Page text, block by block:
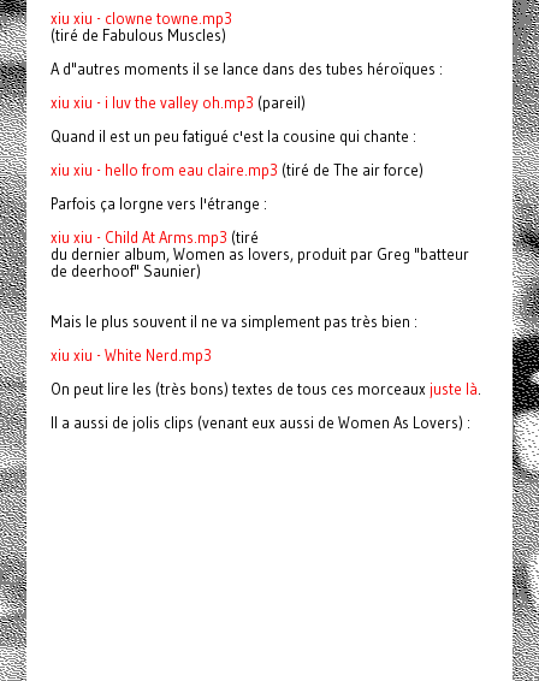
xiu xiu - clowne towne.mp3
(tiré de Fabulous Muscles)
A d"autres moments il se lance dans des tubes héroïques :
xiu xiu - i luv the valley oh.mp3 (pareil)
Quand il est un peu fatigué c'est la cousine qui chante :
xiu xiu - hello from eau claire.mp3 (tiré de The air force)
Parfois ça lorgne vers l'étrange :
xiu xiu - Child At Arms.mp3 (tiré
du dernier album, Women as lovers, produit par Greg "batteur
de deerhoof" Saunier)
Mais le plus souvent il ne va simplement pas très bien :
xiu xiu - White Nerd.mp3
On peut lire les (très bons) textes de tous ces morceaux juste là
Il a aussi de jolis clips (venant eux aussi de Women As Lovers) :